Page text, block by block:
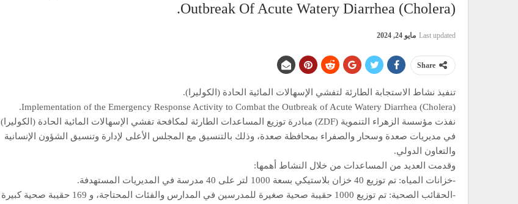
Outbreak Of Acute Watery Diarrhea (Cholera).
Last updated مايو 24, 2024
Share
تنفيذ نشاط الاستجابة الطارئة لتفشي الإسهالات المائية الحادة (الكوليرا).
Implementation of the Emergency Response Activity to Combat the Outbreak of Acute Watery Diarrhea (Cholera).
نفذت مؤسسة الزهراء التنموية (ZDF) مبادرة توزيع المساعدات الطارئة لمكافحة تفشي الإسهالات المائية الحادة (الكوليرا)
في مديريات صعدة وسحار والصفراء بمحافظة صعدة، وذلك بالتنسيق مع المجلس الأعلى لإدارة وتنسيق الشؤون الإنسانية
والتعاون الدولي.
وقدمت العديد من المساعدات من خلال النشاط أهمها:
-خزانات المياه: تم توزيع 40 خزان بلاستيكي بسعة 1000 لتر على 40 مدرسة في المديريات المستهدفة.
-الحقائب الصحية: تم توزيع 1000 حقيبة صحية صغيرة للمدرسين في المدارس والفئات المحتاجة، و 169 حقيبة صحية كبيرة